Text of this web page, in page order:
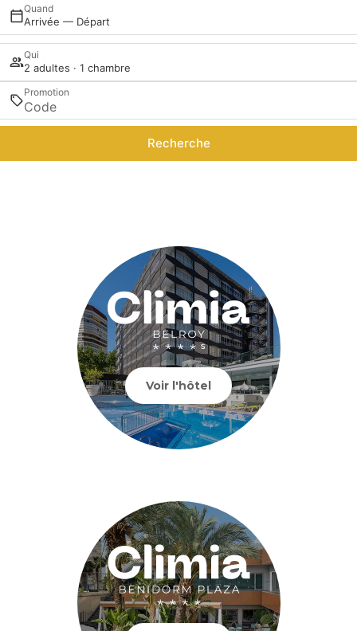
Quand
Arrivée — Départ
Qui
2 adultes · 1 chambre
Promotion
Recherche
Voir l'hôtel